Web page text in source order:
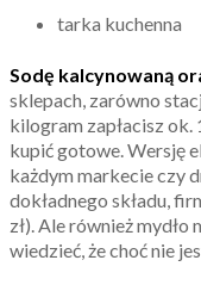
tarka kuchenna
Sodę kalcynowaną
sklepach, zarówno
kilogram zapłacisz ok.
kupić gotowe. Wersję
każdym markecie czy
dokładnego składu,
zł). Ale również mydło
wiedzieć, że choć nie